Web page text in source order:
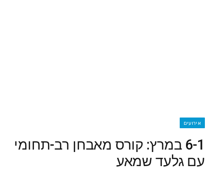
אירועים
6-1 במרץ: קורס מאבחן רב-תחומי
עם גלעד שמאע